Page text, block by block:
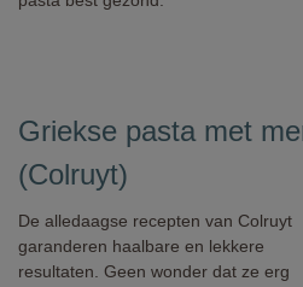
Griekse pasta met
(Colruyt)
De alledaagse recepten van Colruyt
garanderen haalbare en lekkere
resultaten. Geen wonder dat ze erg